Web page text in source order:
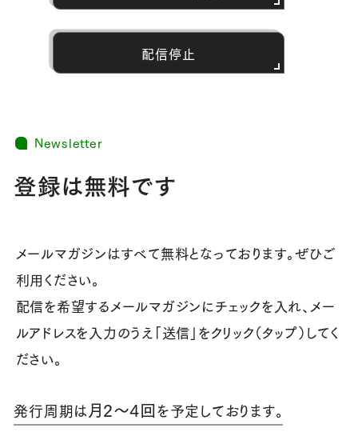
配信停止
Newsletter
登録は無料です
メールマガジンはすべて無料となっております。ぜひご
利用ください。
配信を希望するメールマガジンにチェックを入れ、メー
ルアドレスを入力のうえ「送信」をクリック（タップ）してく
ださい。
発行周期は月2～4回を予定しております。